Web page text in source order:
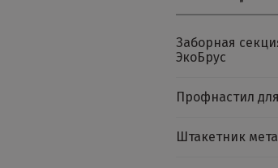
Заборная
ЭкоБрус
Профнастил
Штакетник